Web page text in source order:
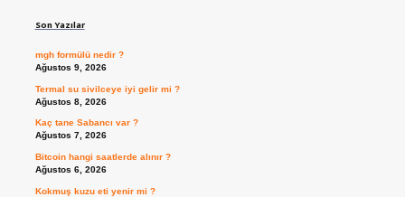
Son Yazılar
mgh formülü nedir ?
Ağustos 9, 2026
Termal su sivilceye iyi gelir mi ?
Ağustos 8, 2026
Kaç tane Sabancı var ?
Ağustos 7, 2026
Bitcoin hangi saatlerde alınır ?
Ağustos 6, 2026
Kokmuş kuzu eti yenir mi ?